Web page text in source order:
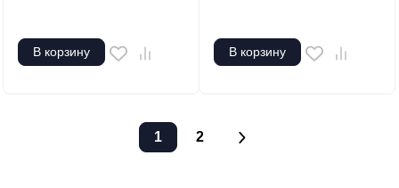
В корзину В корзину
1 2